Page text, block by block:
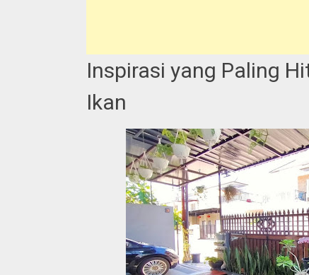
Inspirasi yang Paling
Ikan